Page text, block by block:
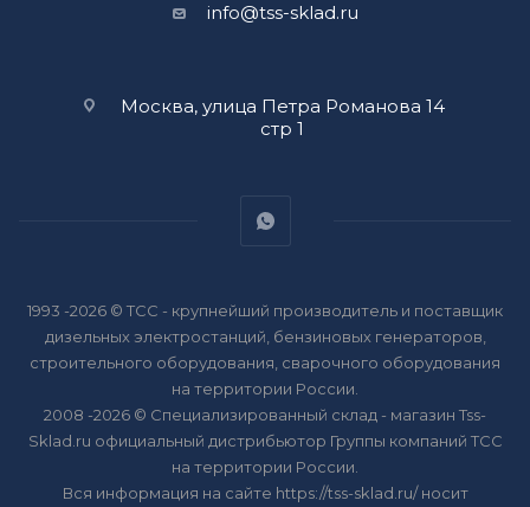
info@tss-sklad.ru
Москва, улица Петра Романова 14
стр 1
1993 -2026 © ТСС - крупнейший производитель и поставщик
дизельных электростанций, бензиновых генераторов,
строительного оборудования, сварочного оборудования
на территории России.
2008 -2026 © Специализированный склад - магазин Tss-
Sklad.ru официальный дистрибьютор Группы компаний ТСС
на территории России.
Вся информация на сайте https://tss-sklad.ru/ носит